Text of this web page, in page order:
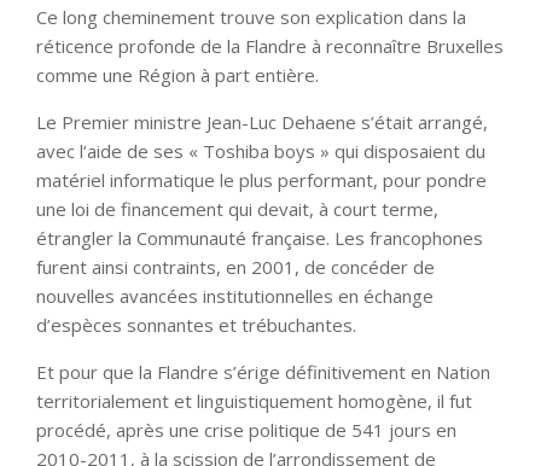
Ce long cheminement trouve son explication dans la
réticence profonde de la Flandre à reconnaître Bruxelles
comme une Région à part entière.
Le Premier ministre Jean-Luc Dehaene s’était arrangé,
avec l’aide de ses « Toshiba boys » qui disposaient du
matériel informatique le plus performant, pour pondre
une loi de financement qui devait, à court terme,
étrangler la Communauté française. Les francophones
furent ainsi contraints, en 2001, de concéder de
nouvelles avancées institutionnelles en échange
d’espèces sonnantes et trébuchantes.
Et pour que la Flandre s’érige définitivement en Nation
territorialement et linguistiquement homogène, il fut
procédé, après une crise politique de 541 jours en
2010-2011, à la scission de l’arrondissement de